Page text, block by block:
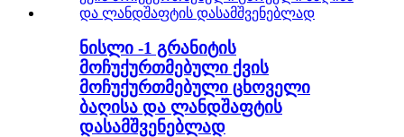
ნისლი -1 გრანიტის
მოჩუქურთმებული ქვის
მოჩუქურთმებული ცხოველი
ბაღისა და ლანდშაფტის
დასამშვენებლად